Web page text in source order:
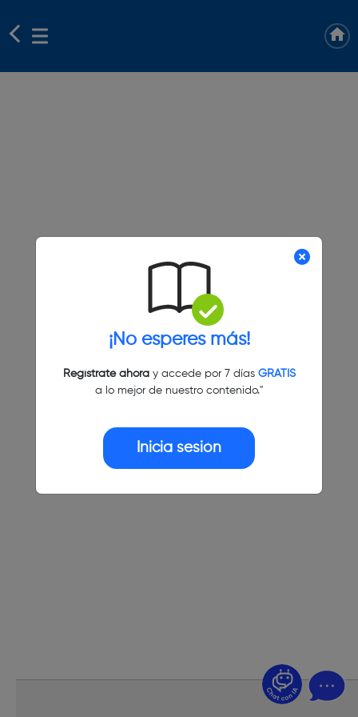
¡No esperes más!
Regístrate ahoray accede por 7 días GRATIS
a lo mejor de nuestro contenido."
Inicia sesión